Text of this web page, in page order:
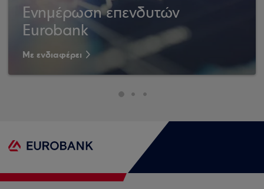
Ενημέρωση επενδυτών
Eurobank
Με ενδιαφέρει